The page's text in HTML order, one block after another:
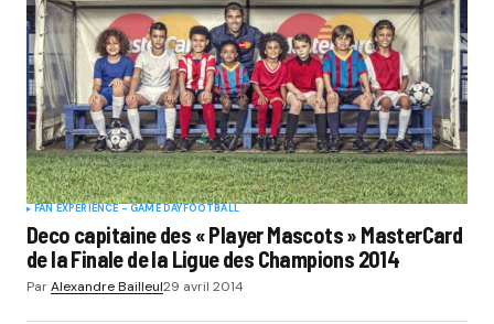
FAN EXPERIENCE - GAME DAY FOOTBALL
Deco capitaine des « Player Mascots » MasterCard
de la Finale de la Ligue des Champions 2014
ParAlexandre Bailleul29 avril 2014